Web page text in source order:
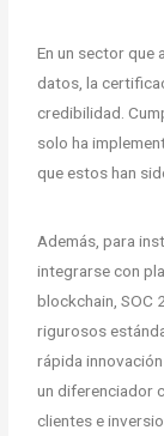
En un sector que
datos, la
credibilidad.
solo ha
que estos han
Además, para
integrarse con
blockchain, SOC
rigurosos
rápida
un diferenciador
clientes e